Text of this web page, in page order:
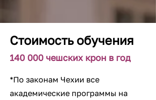
Стоимость обучения
140 000 чешских крон в год
*По законам Чехии все
академические программы на